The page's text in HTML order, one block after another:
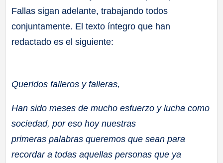
Fallas sigan adelante, trabajando todos
conjuntamente. El texto íntegro que han
redactado es el siguiente:
Queridos falleros y falleras,
Han sido meses de mucho esfuerzo y lucha como
sociedad, por eso hoy nuestras
primeras palabras queremos que sean para
recordar a todas aquellas personas que ya